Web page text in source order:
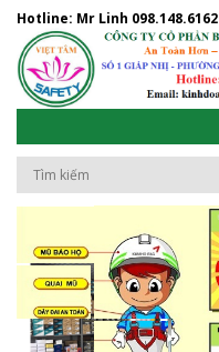
Hotline: Mr Linh 098.148.6162